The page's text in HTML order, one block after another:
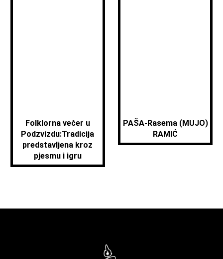
Folklorna večer u
Podzvizdu:Tradicija
predstavljena kroz
pjesmu i igru
PAŠA-Rasema (MUJO)
RAMIĆ